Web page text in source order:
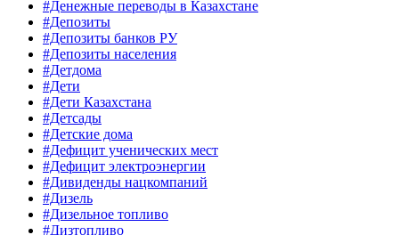
#Денежные переводы в Казахстане
#Депозиты
#Депозиты банков РУ
#Депозиты населения
#Детдома
#Дети
#Дети Казахстана
#Детсады
#Детские дома
#Дефицит ученических мест
#Дефицит электроэнергии
#Дивиденды нацкомпаний
#Дизель
#Дизельное топливо
#Дизтопливо